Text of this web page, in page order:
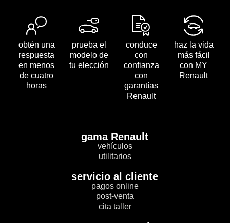
obtén una
respuesta
en menos
de cuatro
horas
prueba el
modelo de
tu elección
conduce
con
confianza
con
garantías
Renault
haz la vida
más fácil
con MY
Renault
gama Renault
vehículos
utilitarios
servicio al cliente
pagos online
post-venta
cita taller